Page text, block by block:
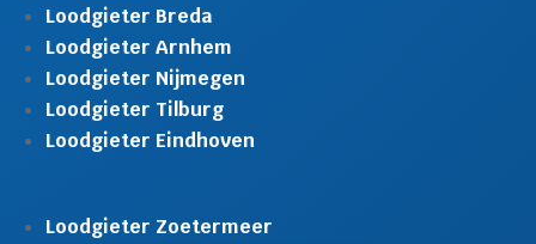
Loodgieter Breda
Loodgieter Arnhem
Loodgieter Nijmegen
Loodgieter Tilburg
Loodgieter Eindhoven
Loodgieter Zoetermeer